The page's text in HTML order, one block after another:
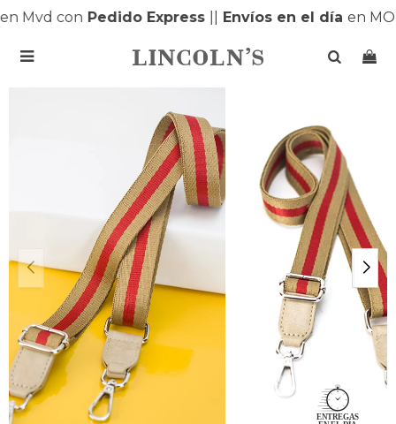
Mvd conPedido Express|| Envíos en el díaen
